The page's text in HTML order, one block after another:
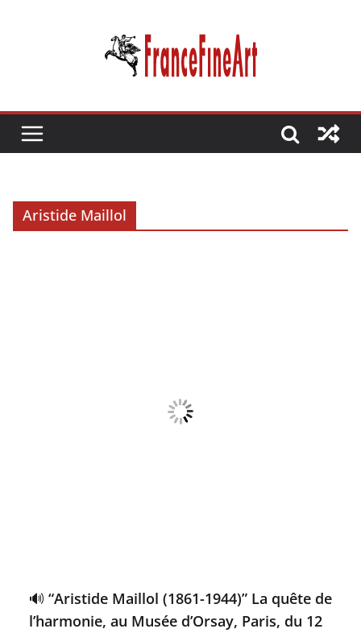
Aristide Maillol
🔊 “Aristide Maillol (1861-1944)” La quête de
l’harmonie, au Musée d’Orsay, Paris, du 12